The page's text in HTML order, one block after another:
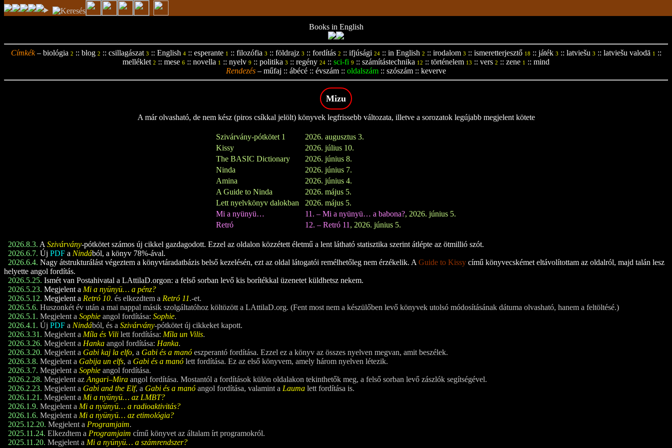
Books in English
Címkék– biológia 2 :: blog 2 :: csillagászat 3 :: English 4:: esperante 1 :: filozófia 3 :: földrajz 3 :: fordítás 2 :: ifjúsági 24:: in English 2 :: irodalom 3 :: ismeretterjesztő 18 :: játék 3 :: latviešu 3 :: latviešu valodā 1
::
melléklet 2 :: mese 6 :: novella 1 :: nyelv 9 :: politika 3 :: regény 24 :: sci-fi 9 :: számítástechnika 12 :: történelem 13 :: vers 2 :: zene 1 :: mind
Rendezés – műfaj :: ábécé :: évszám :: oldalszám :: szószám :: keverve
Mizu
A már olvasható, de nem kész (piros csíkkal jelölt) könyvek legfrissebb változata, illetve a sorozatok legújabb megjelent kötete
Szivárvány-pótkötet 1
2026. augusztus 3.
Kissy
2026. július 10.
The BASIC Dictionary
2026. június 8.
Ninda
2026. június 7.
Amina
2026. június 4.
A Guide to Ninda
2026. május 5.
Lett nyelvkönyv dalokban
2026. május 5.
Mi a nyünyü…
11. – Mi a nyünyü… a babona?, 2026. június 5.
Retró
12. – Retró 11 , 2026. június 5.
2026.8.3. A Szivárvány-pótkötet számos új cikkel gazdagodott. Ezzel az oldalon közzétett életmű a lent látható statisztika szerint átlépte az ötmillió szót.
2026.6.7. Új PDF a Nindából, a könyv 78%-ával.
2026.6.4. Nagy átstrukturálást végeztem a könyvtáradatbázis belső kezelésén, ezt az oldal látogatói remélhetőleg nem érzékelik. A Guide to Kissy című könyvecskémet eltávolítottam az oldalról, majd talán lesz
helyette angol fordítás.
2026.5.25. Ismét van Postahivatal a LAttilaD.orgon: a felső sorban levő kis borítékkal üzenetet küldhetsz nekem.
2026.5.23. Megjelent a Mi a nyünyü… a pénz?
2026.5.12. Megjelent a Retró 10. és elkezdtem a Retró 11.-et.
2026.5.6. Huszonkét év után a mai nappal másik szolgáltatóhoz költözött a LAttilaD.org. (Fent most nem a készülőben levő könyvek utolsó módosításának dátuma olvasható, hanem a feltöltésé.)
2026.5.1. Megjelent a Sophie angol fordítása: Sophie.
2026.4.1. Új PDF a Nindából, és a Szivárvány-pótkötet új cikkeket kapott.
2026.3.31. Megjelent a Míla és Vili lett fordítása: Mīla un Vilis.
2026.3.26. Megjelent a Hanka angol fordítása: Hanka.
2026.3.20. Megjelent a Gabi kaj la elfo, a Gabi és a manó eszperantó fordítása. Ezzel ez a könyv az összes nyelven megvan, amit beszélek.
2026.3.8. Megjelent a Gabija un elfs, a Gabi és a manó lett fordítása. Ez az első könyvem, amely három nyelven létezik.
2026.3.7. Megjelent a Sophie angol fordítása.
2026.2.28. Megjelent az Angari–Mira angol fordítása. Mostantól a fordítások külön oldalakon tekinthetők meg, a felső sorban levő zászlók segítségével.
2026.2.23. Megjelent a Gabi and the Elf, a Gabi és a manó angol fordítása, valamint a Lauma lett fordítása is.
2026.1.21. Megjelent a Mi a nyünyü… az LMBT?
2026.1.9. Megjelent a Mi a nyünyü… a radioaktivitás?
2026.1.6. Megjelent a Mi a nyünyü… az etimológia?
2025.12.20. Megjelent a Programjaim.
2025.11.24. Elkezdtem a Programjaim című könyvet az általam írt programokról.
2025.11.20. Megjelent a Mi a nyünyü… a számrendszer?